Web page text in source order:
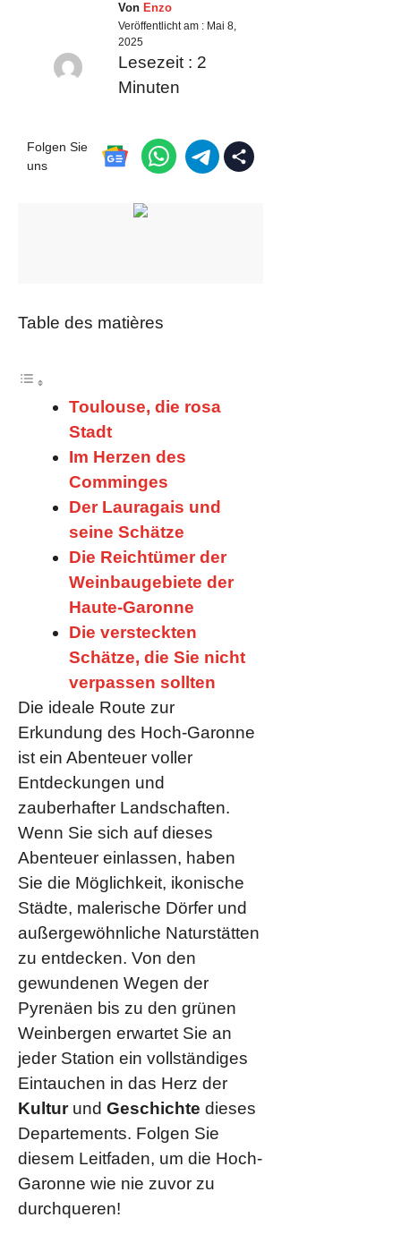
Von Enzo
Veröffentlicht am : Mai 8,
2025
Lesezeit : 2
Minuten
Folgen Sie
uns
Table des matières
Toulouse, die rosa
Stadt
Im Herzen des
Comminges
Der Lauragais und
seine Schätze
Die Reichtümer der
Weinbaugebiete der
Haute-Garonne
Die versteckten
Schätze, die Sie nicht
verpassen sollten
Die ideale Route zur
Erkundung des Hoch-Garonne
ist ein Abenteuer voller
Entdeckungen und
zauberhafter Landschaften.
Wenn Sie sich auf dieses
Abenteuer einlassen, haben
Sie die Möglichkeit, ikonische
Städte, malerische Dörfer und
außergewöhnliche Naturstätten
zu entdecken. Von den
gewundenen Wegen der
Pyrenäen bis zu den grünen
Weinbergen erwartet Sie an
jeder Station ein vollständiges
Eintauchen in das Herz der
Kulturund Geschichte dieses
Departements. Folgen Sie
diesem Leitfaden, um die Hoch-
Garonne wie nie zuvor zu
durchqueren!